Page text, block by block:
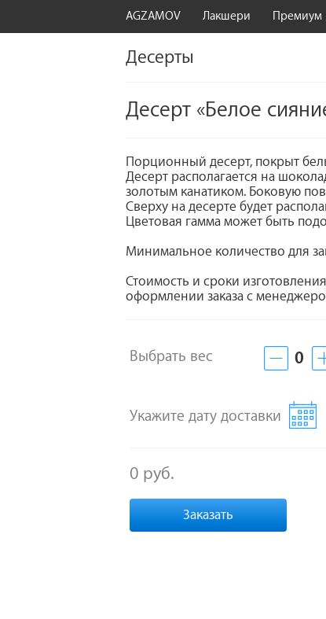
AGZAMOV Лакшери Премиум
Десерты
Десерт «Белое
Порционный десерт, покрыт
Десерт располагается на
золотым канатиком. Боковую
Сверху на десерте будет
Цветовая гамма может быть
Минимальное количество для
Стоимость и сроки
оформлении заказа с
Выбрать вес 0
Укажите дату доставки
0 руб.
Заказать